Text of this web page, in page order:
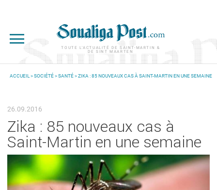
TOUTE L'ACTUALITÉ DE SAINT-MARTIN &
DE SINT MAARTEN
ACCUEIL >SOCIÉTÉ>SANTÉ> ZIKA : 85 NOUVEAUX CAS À SAINT-MARTIN EN UNE SEMAINE
26.09.2016
Zika : 85 nouveaux cas à
Saint-Martin en une semaine